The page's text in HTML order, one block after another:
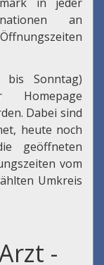
an
bis Sonntag)
Dabei sind
heute noch
geöffneten
vom
Umkreis
-